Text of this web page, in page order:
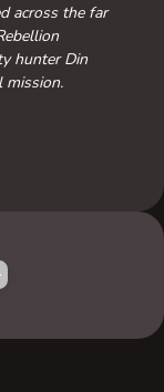
across the far
hunter Din
mission.